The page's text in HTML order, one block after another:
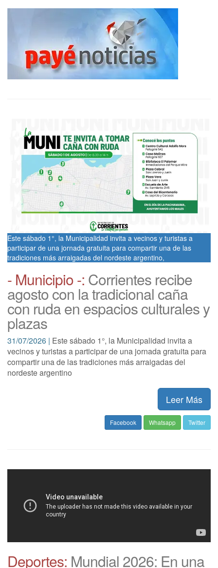
Este sábado 1°, la Municipalidad invita a vecinos y turistas a
participar de una jornada gratuita para compartir una de las
tradiciones más arraigadas del nordeste argentino,
- Municipio -: Corrientes recibe
agosto con la tradicional caña
con ruda en espacios culturales y
plazas
31/07/2026 | Este sábado 1°, la Municipalidad invita a
vecinos y turistas a participar de una jornada gratuita para
compartir una de las tradiciones más arraigadas del
nordeste argentino
Leer Más
Facebook Whatsapp Twitter
Deportes: Mundial 2026: En una